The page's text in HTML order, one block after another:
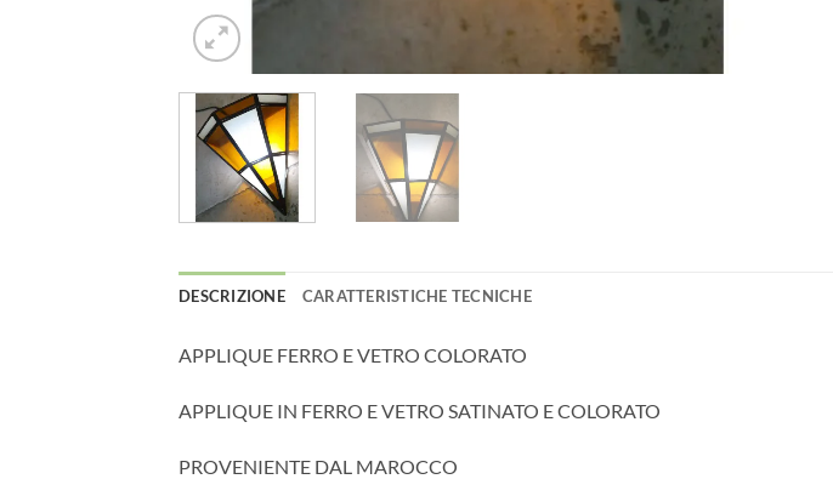
DESCRIZIONE CARATTERISTICHE TECNICHE
APPLIQUE FERRO E VETRO COLORATO
APPLIQUE IN FERRO E VETRO SATINATO E COLORATO
PROVENIENTE DAL MAROCCO